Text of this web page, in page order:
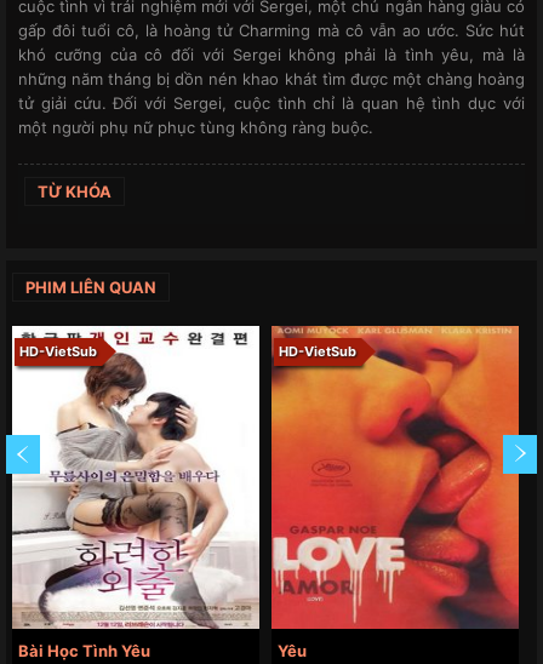
cuộc tình vì trải nghiệm mới với Sergei, một chủ ngân hàng giàu có
gấp đôi tuổi cô, là hoàng tử Charming mà cô vẫn ao ước. Sức hút
khó cưỡng của cô đối với Sergei không phải là tình yêu, mà là
những năm tháng bị dồn nén khao khát tìm được một chàng hoàng
tử giải cứu. Đối với Sergei, cuộc tình chỉ là quan hệ tình dục với
một người phụ nữ phục tùng không ràng buộc.
TỪ KHÓA
PHIM LIÊN QUAN
HD-VietSub
Bài Học Tình Yêu
HD-VietSub
Yêu